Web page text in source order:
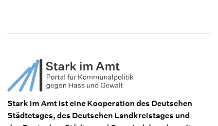
Stark im Amt ist eine Kooperation des Deutschen
Städtetages, des Deutschen Landkreistages und